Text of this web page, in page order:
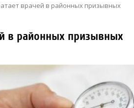
врачей в районных призывных
в районных призывных